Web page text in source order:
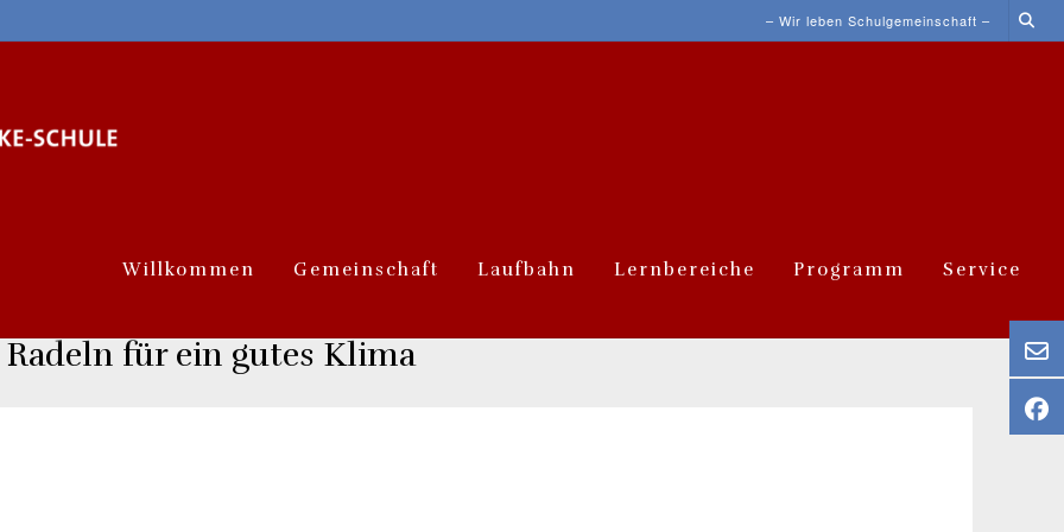
– Wir leben Schulgemeinschaft –
Willkommen Gemeinschaft Laufbahn Lernbereiche Programm Service
für ein gutes Klima